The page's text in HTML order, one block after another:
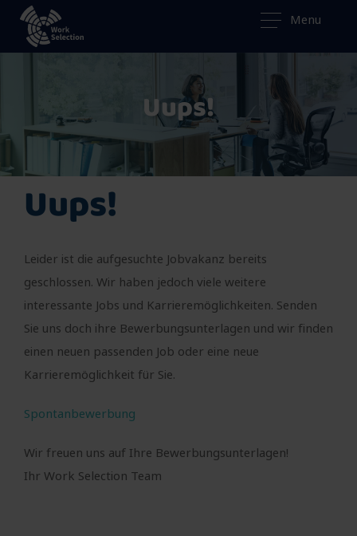
Menu
Uups!
Uups!
Leider ist die aufgesuchte Jobvakanz bereits
geschlossen. Wir haben jedoch viele weitere
interessante Jobs und Karrieremöglichkeiten. Senden
Sie uns doch ihre Bewerbungsunterlagen und wir finden
einen neuen passenden Job oder eine neue
Karrieremöglichkeit für Sie.
Spontanbewerbung
Wir freuen uns auf Ihre Bewerbungsunterlagen!
Ihr Work Selection Team